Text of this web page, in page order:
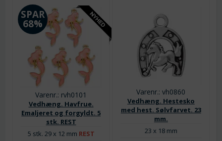
Varenr.: rvh0101
Vedhæng. Havfrue.
Emaljeret og forgyldt. 5
stk. REST
SPAR
68%
5 stk. 29 x 12 mm REST
Varenr.: vh0860
Vedhæng. Hestesko
med hest. Sølvfarvet. 23
mm.
23 x 18 mm